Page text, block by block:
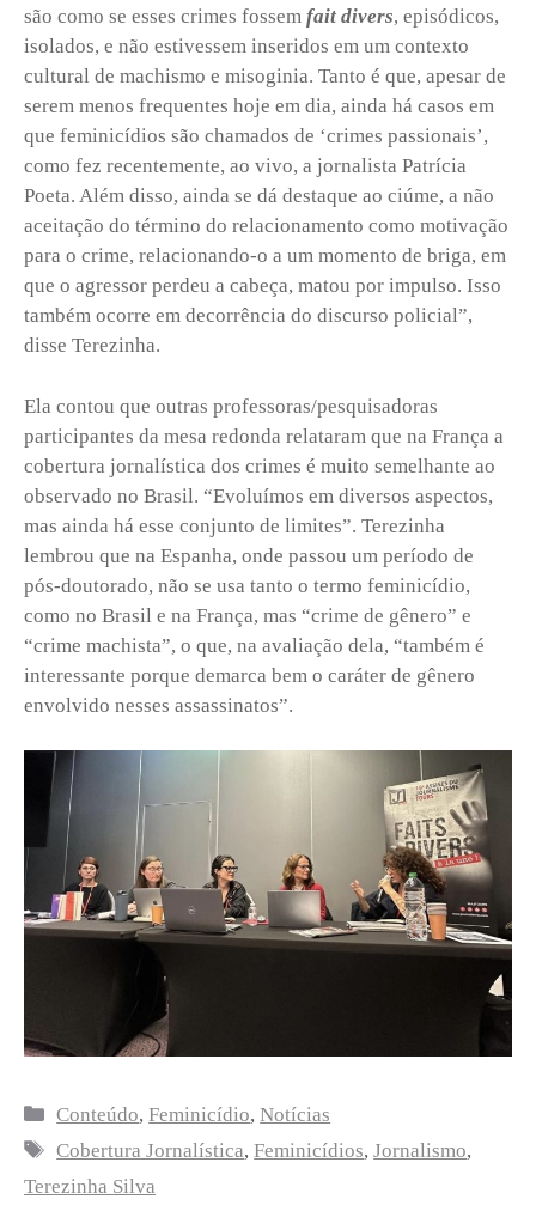
são como se esses crimes fossem fait divers, episódicos,
isolados, e não estivessem inseridos em um contexto
cultural de machismo e misoginia. Tanto é que, apesar de
serem menos frequentes hoje em dia, ainda há casos em
que feminicídios são chamados de ‘crimes passionais’,
como fez recentemente, ao vivo, a jornalista Patrícia
Poeta. Além disso, ainda se dá destaque ao ciúme, a não
aceitação do término do relacionamento como motivação
para o crime, relacionando-o a um momento de briga, em
que o agressor perdeu a cabeça, matou por impulso. Isso
também ocorre em decorrência do discurso policial”,
disse Terezinha.
Ela contou que outras professoras/pesquisadoras
participantes da mesa redonda relataram que na França a
cobertura jornalística dos crimes é muito semelhante ao
observado no Brasil. “Evoluímos em diversos aspectos,
mas ainda há esse conjunto de limites”. Terezinha
lembrou que na Espanha, onde passou um período de
pós-doutorado, não se usa tanto o termo feminicídio,
como no Brasil e na França, mas “crime de gênero” e
“crime machista”, o que, na avaliação dela, “também é
interessante porque demarca bem o caráter de gênero
envolvido nesses assassinatos”.
Categorias
Conteúdo,Feminicídio,Notícias
Tags
Cobertura Jornalística,Feminicídios,Jornalismo,
Terezinha Silva